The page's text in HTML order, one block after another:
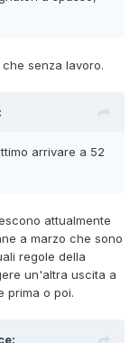
senza lavoro.
arrivare a 52
attualmente
a marzo che sono
regole della
un'altra uscita a
prima o poi.